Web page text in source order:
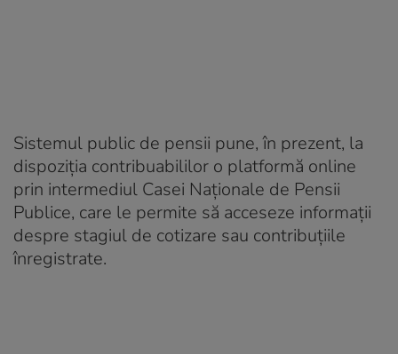
Sistemul public de pensii pune, în prezent, la
dispoziția contribuabililor o platformă online
prin intermediul Casei Naționale de Pensii
Publice, care le permite să acceseze informații
despre stagiul de cotizare sau contribuțiile
înregistrate.